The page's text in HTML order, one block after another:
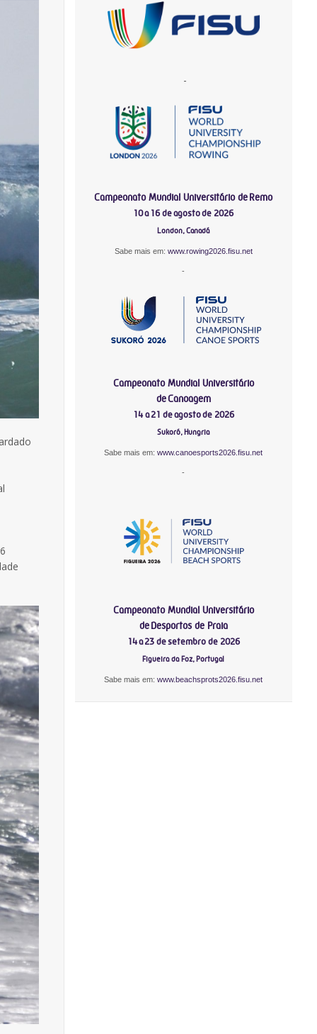
-
Campeonato Mundial Universitário de Remo
10 a 16 de agosto de 2026
London, Canadá
Sabe mais em: www.rowing2026.fisu.net
-
Campeonato Mundial Universitário
de Canoagem
14 a 21 de agosto de 2026
Sukoró, Hungria
Sabe mais em:www.canoesports2026.fisu.net
-
Campeonato Mundial Universitário
de Desportos de Praia
14 a 23 de setembro de 2026
Figueira da Foz, Portugal
Sabe mais em:www.beachsprots2026.fisu.net